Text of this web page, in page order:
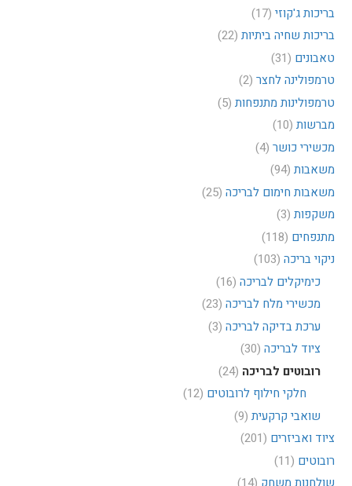
בריכות ג'קוזי (17)
בריכות שחיה ביתיות (22)
טאבונים (31)
טרמפולינה לחצר (2)
טרמפולינות מתנפחות (5)
מברשות (10)
מכשירי כושר (4)
משאבות (94)
משאבות חימום לבריכה (25)
משקפות (3)
מתנפחים (118)
ניקוי בריכה (103)
כימיקלים לבריכה (16)
מכשירי מלח לבריכה (23)
ערכת בדיקה לבריכה (3)
ציוד לבריכה (30)
רובוטים לבריכה (24)
חלקי חילוף לרובוטים (12)
שואבי קרקעית (9)
ציוד ואביזרים (201)
רובוטים (11)